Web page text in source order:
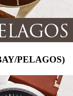
PELAGOS)